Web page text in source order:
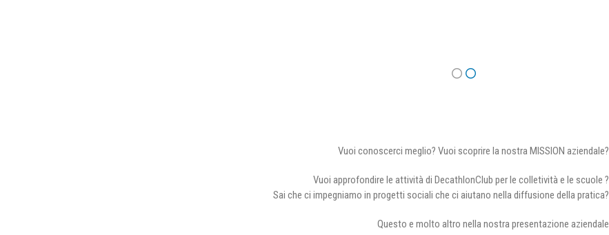
Vuoi conoscerci meglio? Vuoi scoprire la nostra MISSION aziendale?
Vuoi approfondire le attività di DecathlonClub per le colletività e le scuole ?
Sai che ci impegniamo in progetti sociali che ci aiutano nella diffusione della pratica?
Questo e molto altro nella nostra presentazione aziendale